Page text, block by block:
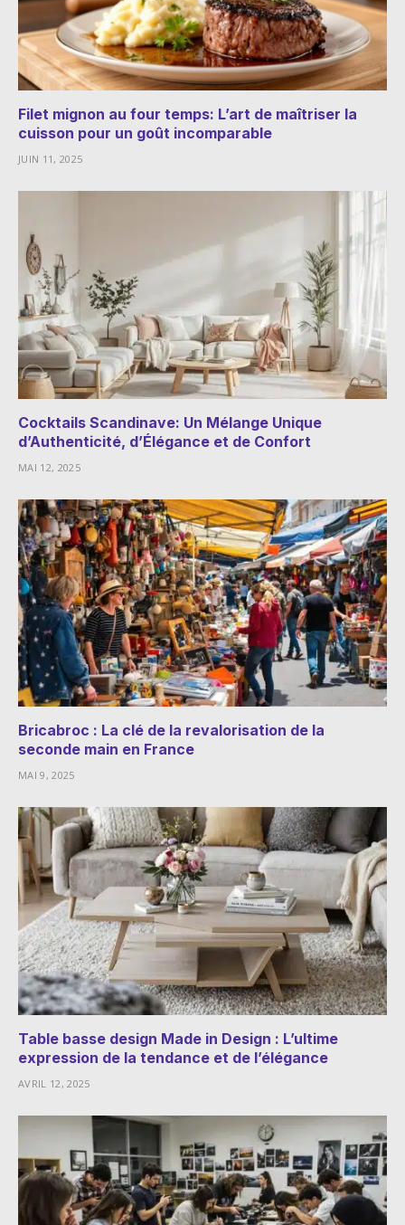
Filet mignon au four temps: L’art de maîtriser la
cuisson pour un goût incomparable
JUIN 11, 2025
Cocktails Scandinave: Un Mélange Unique
d’Authenticité, d’Élégance et de Confort
MAI 12, 2025
Bricabroc : La clé de la revalorisation de la
seconde main en France
MAI 9, 2025
Table basse design Made in Design : L’ultime
expression de la tendance et de l’élégance
AVRIL 12, 2025